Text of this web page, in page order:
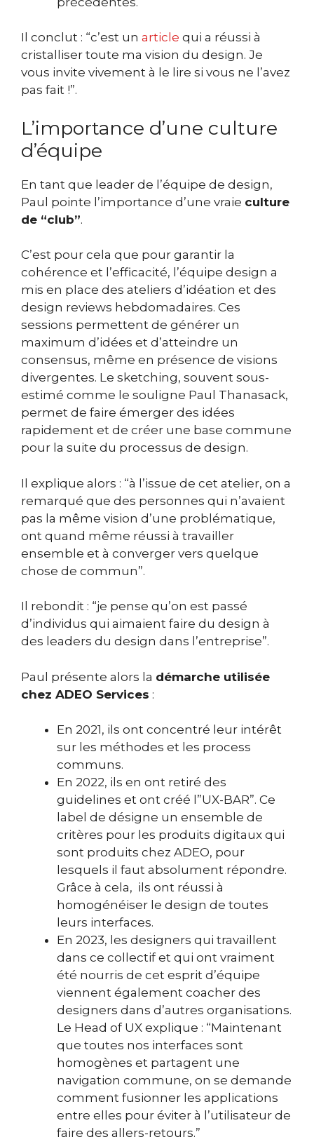
Il conclut : “c’est un article qui a réussi à
cristalliser toute ma vision du design. Je
vous invite vivement à le lire si vous ne l’avez
pas fait !”.
L’importance d’une culture
d’équipe
En tant que leader de l’équipe de design,
Paul pointe l’importance d’une vraie culture
de “club”.
C’est pour cela que pour garantir la
cohérence et l’efficacité, l’équipe design a
mis en place des ateliers d’idéation et des
design reviews hebdomadaires. Ces
sessions permettent de générer un
maximum d’idées et d’atteindre un
consensus, même en présence de visions
divergentes. Le sketching, souvent sous-
estimé comme le souligne Paul Thanasack,
permet de faire émerger des idées
rapidement et de créer une base commune
pour la suite du processus de design.
Il explique alors : “à l’issue de cet atelier, on a
remarqué que des personnes qui n’avaient
pas la même vision d’une problématique,
ont quand même réussi à travailler
ensemble et à converger vers quelque
chose de commun”.
Il rebondit : “je pense qu’on est passé
d’individus qui aimaient faire du design à
des leaders du design dans l’entreprise”.
Paul présente alors la démarche utilisée
chez ADEO Services :
En 2021, ils ont concentré leur intérêt
sur les méthodes et les process
communs.
En 2022, ils en ont retiré des
guidelines et ont créé l”UX-BAR”. Ce
label de désigne un ensemble de
critères pour les produits digitaux qui
sont produits chez ADEO, pour
lesquels il faut absolument répondre.
Grâce à cela, ils ont réussi à
homogénéiser le design de toutes
leurs interfaces.
En 2023, les designers qui travaillent
dans ce collectif et qui ont vraiment
été nourris de cet esprit d’équipe
viennent également coacher des
designers dans d’autres organisations.
Le Head of UX explique : “Maintenant
que toutes nos interfaces sont
homogènes et partagent une
navigation commune, on se demande
comment fusionner les applications
entre elles pour éviter à l’utilisateur de
faire des allers-retours.”